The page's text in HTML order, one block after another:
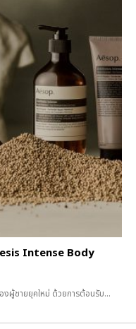
Intense Body
ผู้ชายยุคใหม่ ด้วยการต้อนรับ...